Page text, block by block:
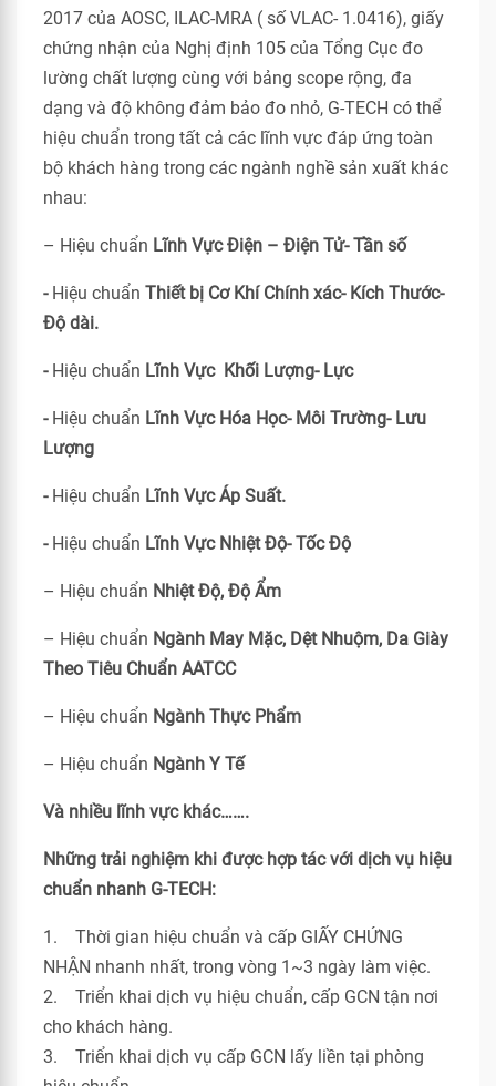
2017 của AOSC, ILAC-MRA ( số VLAC- 1.0416), giấy
chứng nhận của Nghị định 105 của Tổng Cục đo
lường chất lượng cùng với bảng scope rộng, đa
dạng và độ không đảm bảo đo nhỏ, G-TECH có thể
hiệu chuẩn trong tất cả các lĩnh vực đáp ứng toàn
bộ khách hàng trong các ngành nghề sản xuất khác
nhau:
– Hiệu chuẩn Lĩnh Vực Điện – Điện Tử- Tần số
- Hiệu chuẩn Thiết bị Cơ Khí Chính xác- Kích Thước-
Độ dài.
- Hiệu chuẩn Lĩnh Vực Khối Lượng- Lực
- Hiệu chuẩn Lĩnh Vực Hóa Học- Môi Trường- Lưu
Lượng
- Hiệu chuẩn Lĩnh Vực Áp Suất.
-Hiệu chuẩn Lĩnh Vực Nhiệt Độ- Tốc Độ
– Hiệu chuẩn Nhiệt Độ, Độ Ẩm
– Hiệu chuẩn Ngành May Mặc, Dệt Nhuộm, Da Giày
Theo Tiêu Chuẩn AATCC
– Hiệu chuẩn Ngành Thực Phẩm
– Hiệu chuẩn Ngành Y Tế
Và nhiều lĩnh vực khác…….
Những trải nghiệm khi được hợp tác với dịch vụ hiệu
chuẩn nhanh G-TECH:
1. Thời gian hiệu chuẩn và cấp GIẤY CHỨNG
NHẬN nhanh nhất, trong vòng 1~3 ngày làm việc.
2. Triển khai dịch vụ hiệu chuẩn, cấp GCN tận nơi
cho khách hàng.
3. Triển khai dịch vụ cấp GCN lấy liền tại phòng